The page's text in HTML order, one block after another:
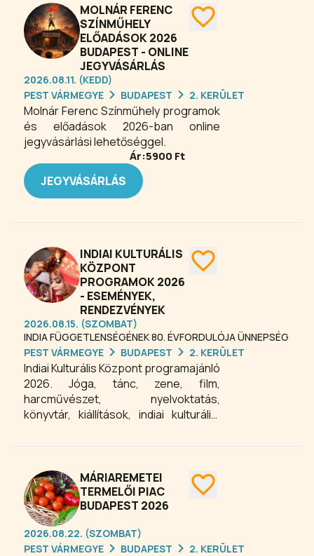
kreatív alkotók egyedi termékei
várnak benneteket. Találkozzunk
Budapesten a Pici Piacon, és élvezzük
együtt a város legcukibb dizájn
vásárának inspiráló, vidám
atmoszféráját!
MOLNÁR FERENC
SZÍNMŰHELY
ELŐADÁSOK 2026
BUDAPEST - ONLINE
JEGYVÁSÁRLÁS
2026.08.11. (KEDD)
PEST VÁRMEGYE
BUDAPEST 2. KERÜLET
Molnár Ferenc Színműhely programok
és előadások 2026-ban online
jegyvásárlási lehetőséggel.
Ár:5900 Ft
JEGYVÁSÁRLÁS
INDIAI KULTURÁLIS
KÖZPONT
PROGRAMOK 2026
- ESEMÉNYEK,
RENDEZVÉNYEK
2026.08.15. (SZOMBAT)
INDIA FÜGGETLENSÉGÉNEK 80. ÉVFORDULÓJA ÜNNEPSÉG
PEST VÁRMEGYE
BUDAPEST 2. KERÜLET
Indiai Kulturális Központ programajánló
2026. Jóga, tánc, zene, film,
harcművészet, nyelvoktatás,
könyvtár, kiállítások, indiai kulturális,
látogatókat az Indiai Kulturális
Központ nem titkolt szándéka, hogy
erősítse az India és Magyarország
közötti kulturális kapcsolatot,
rendezvényeivel, előadásaival,
művészeti programjaival.
MÁRIAREMETEI
TERMELŐI PIAC
BUDAPEST 2026
2026.08.22. (SZOMBAT)
PEST VÁRMEGYE
BUDAPEST 2. KERÜLET